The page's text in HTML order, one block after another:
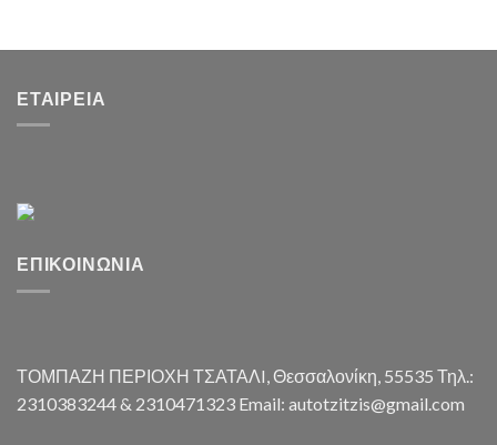
ΕΤΑΙΡΕΊΑ
ΕΠΙΚΟΙΝΩΝΊΑ
ΤΟΜΠΑΖΗ ΠΕΡΙΟΧΗ ΤΣΑΤΑΛI, Θεσσαλονίκη, 55535 Τηλ.:
2310383244 & 2310471323 Email: autotzitzis@gmail.com